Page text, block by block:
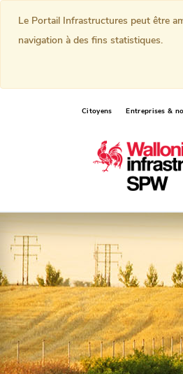
Citoyens Entreprises &
Le Portail Infrastructures peut être
navigation à des fins statistiques.